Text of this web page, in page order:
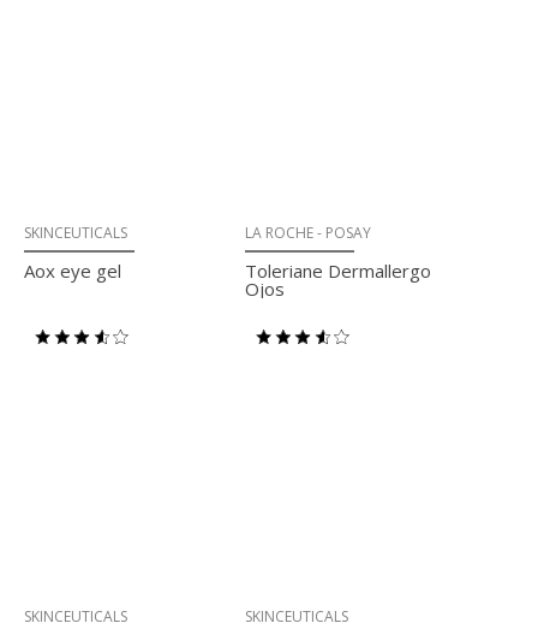
SKINCEUTICALS
Aox eye gel
LA ROCHE - POSAY
Toleriane Dermallergo
Ojos
SKINCEUTICALS SKINCEUTICALS